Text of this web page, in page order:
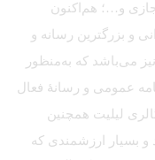
و…؛ هم‌اکنون
و بزرگترین رسانه و
می‌باشد که به‌منظور
عمومی و رسانهٔ فعال
لیلیت همچنین
و بسیار ارزشمندی که